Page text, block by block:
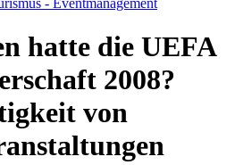
- Eventmanagement
hatte die UEFA
2008?
von